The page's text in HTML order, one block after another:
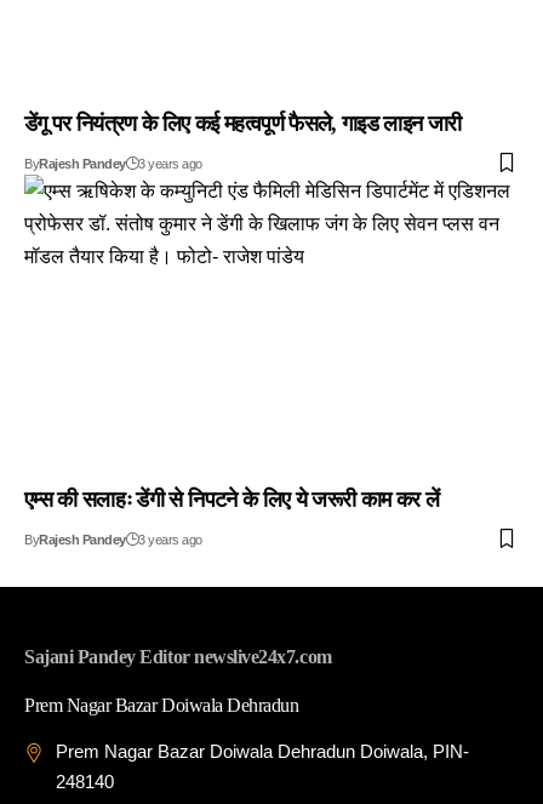
डेंगू पर नियंत्रण के लिए कई महत्वपूर्ण फैसले, गाइड लाइन जारी
ByRajesh Pandey 3 years ago
एम्स की सलाहः डेंगी से निपटने के लिए ये जरूरी काम कर लें
ByRajesh Pandey 3 years ago
Sajani Pandey Editor newslive24x7.com
Prem Nagar Bazar Doiwala Dehradun
Prem Nagar Bazar Doiwala Dehradun Doiwala, PIN-
248140